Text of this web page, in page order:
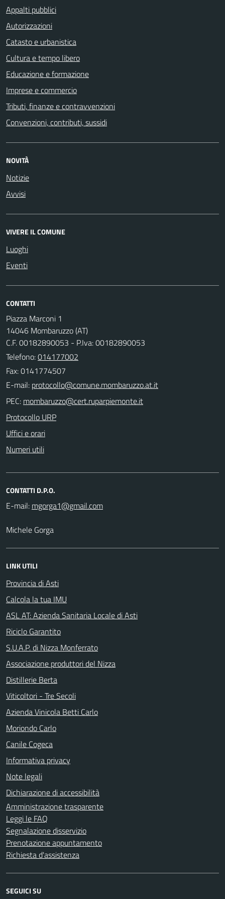
Appalti pubblici
Autorizzazioni
Catasto e urbanistica
Cultura e tempo libero
Educazione e formazione
Imprese e commercio
Tributi, finanze e contravvenzioni
Convenzioni, contributi, sussidi
NOVITÀ
Notizie
Avvisi
VIVERE IL COMUNE
Luoghi
Eventi
CONTATTI
Piazza Marconi 1
14046 Mombaruzzo (AT)
C.F. 00182890053 - P.Iva: 00182890053
Telefono:014177002
Fax: 0141774507
E-mail:
PEC:
Protocollo URP
Uffici e orari
Numeri utili
CONTATTI D.P.O.
E-mail:
Michele Gorga
LINK UTILI
Provincia di Asti
Calcola la tua IMU
ASL AT: Azienda Sanitaria Locale di Asti
Riciclo Garantito
S.U.A.P. di Nizza Monferrato
Associazione produttori del Nizza
Distillerie Berta
Viticoltori - Tre Secoli
Azienda Vinicola Betti Carlo
Moriondo Carlo
Canile Cogeca
Informativa privacy
Note legali
Dichiarazione di accessibilità
Amministrazione trasparente
Leggi le FAQ
Segnalazione disservizio
Prenotazione appuntamento
Richiesta d'assistenza
SEGUICI SU